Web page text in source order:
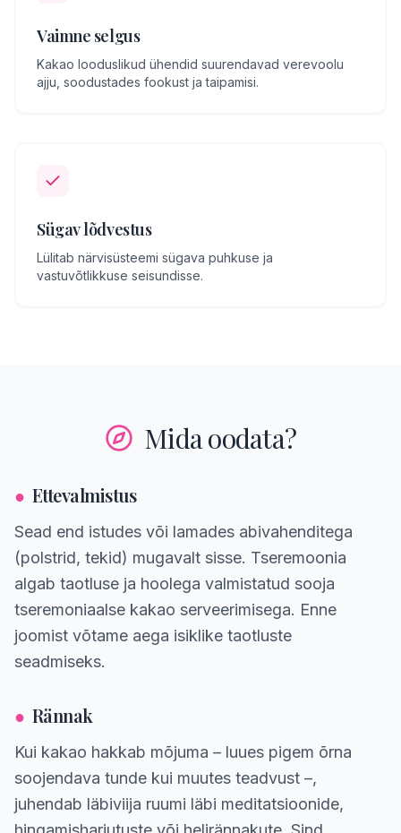
Vaimne selgus
Kakao looduslikud ühendid suurendavad verevoolu
ajju, soodustades fookust ja taipamisi.
Sügav lõdvestus
Lülitab närvisüsteemi sügava puhkuse ja
vastuvõtlikkuse seisundisse.
Mida oodata?
● Ettevalmistus
Sead end istudes või lamades abivahenditega
(polstrid, tekid) mugavalt sisse. Tseremoonia
algab taotluse ja hoolega valmistatud sooja
tseremoniaalse kakao serveerimisega. Enne
joomist võtame aega isiklike taotluste
seadmiseks.
● Rännak
Kui kakao hakkab mõjuma – luues pigem õrna
soojendava tunde kui muutes teadvust –,
juhendab läbiviija ruumi läbi meditatsioonide,